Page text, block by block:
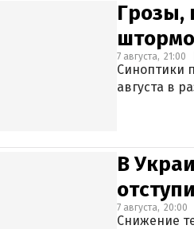
Грозы,
7 августа, 21:00
Синоптики
августа в
В
7 августа, 20:00
Снижение